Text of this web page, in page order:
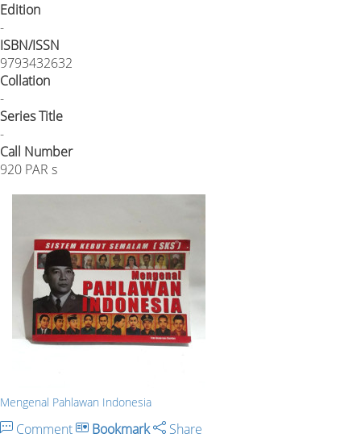
Edition
-
ISBN/ISSN
9793432632
Collation
-
Series Title
-
Call Number
920 PAR s
Mengenal Pahlawan Indonesia
Comment Bookmark Share